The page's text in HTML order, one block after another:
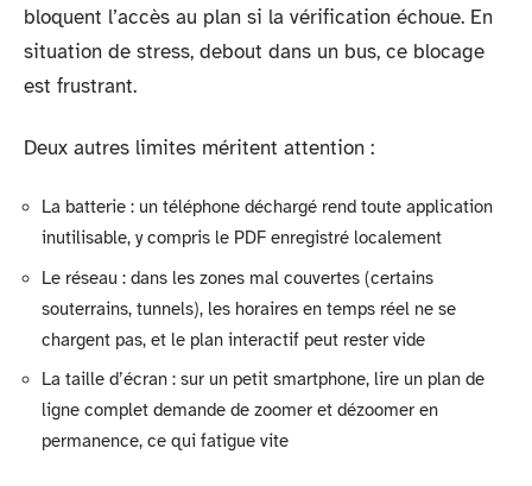
bloquent l’accès au plan si la vérification échoue. En
situation de stress, debout dans un bus, ce blocage
est frustrant.
Deux autres limites méritent attention :
La batterie : un téléphone déchargé rend toute application
inutilisable, y compris le PDF enregistré localement
Le réseau : dans les zones mal couvertes (certains
souterrains, tunnels), les horaires en temps réel ne se
chargent pas, et le plan interactif peut rester vide
La taille d’écran : sur un petit smartphone, lire un plan de
ligne complet demande de zoomer et dézoomer en
permanence, ce qui fatigue vite